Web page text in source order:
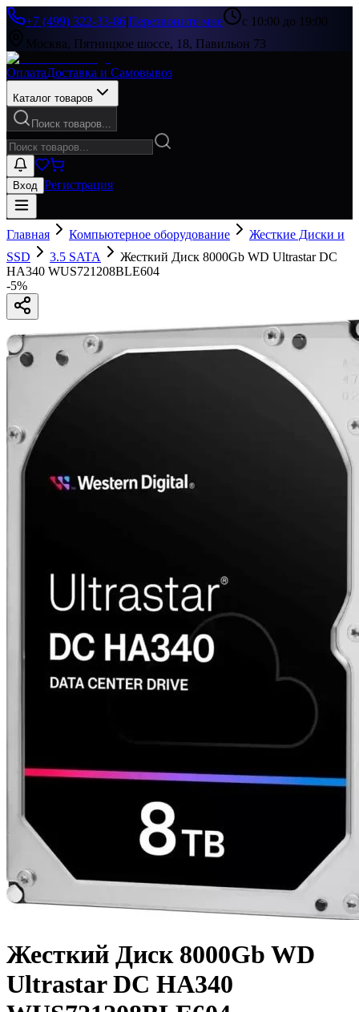
+7 (499) 322-33-86|Перезвоните мне
с 10:00 до 19:00
Москва, Пятницкое шоссе, 18, Павильон 73
ОплатаДоставка и Самовывоз
Каталог товаров
Поиск товаров...
Вход Регистрация
Главная Компьютерное оборудование
Жесткие Диски и
SSD
3.5 SATA
Жесткий Диск 8000Gb WD Ultrastar DC
HA340 WUS721208BLE604
-5%
Жесткий Диск 8000Gb WD
Ultrastar DC HA340